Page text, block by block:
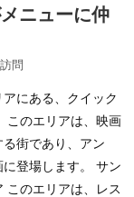
ニューに仲
問
にある、クイック
このエリアは、映画
る街であり、アン
に登場します。 サン
このエリアは、レス